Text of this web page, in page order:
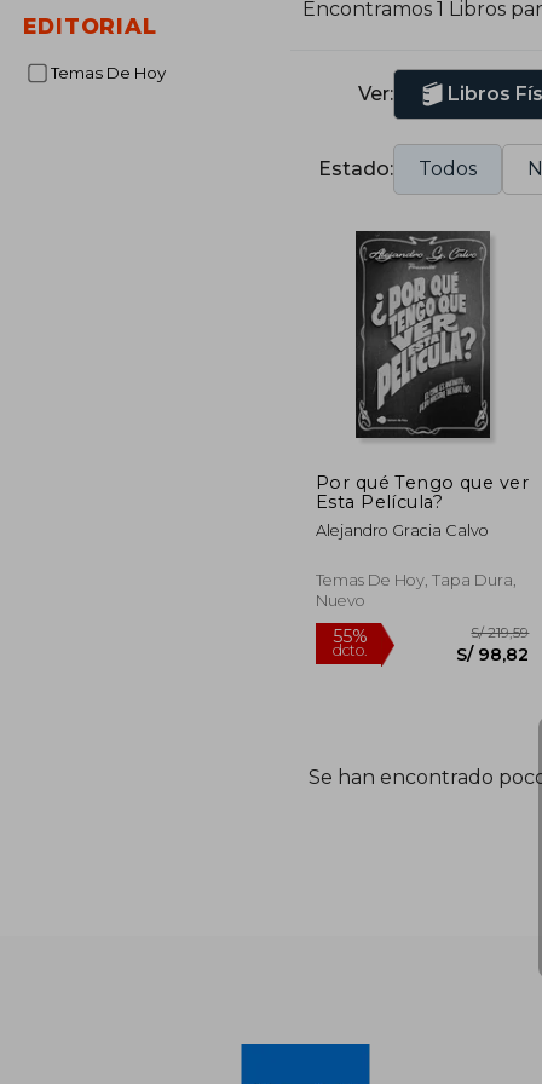
EDITORIAL
Temas De Hoy
Encontramos 1 Libros
Ver: Libros
Estado: Todos
Por qué Tengo que ver
Esta Película?
Alejandro Gracia Calvo
Temas De Hoy, Tapa Dura,
Nuevo
55%
dcto. S/
Se han encontrado